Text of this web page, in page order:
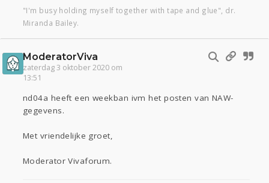
"I'm busy holding myself together with tape and glue", dr.
Miranda Bailey.
ModeratorViva
zaterdag 3 oktober 2020 om
13:51
nd04a heeft een weekban ivm het posten van NAW-
gegevens.
Met vriendelijke groet,
Moderator Vivaforum.